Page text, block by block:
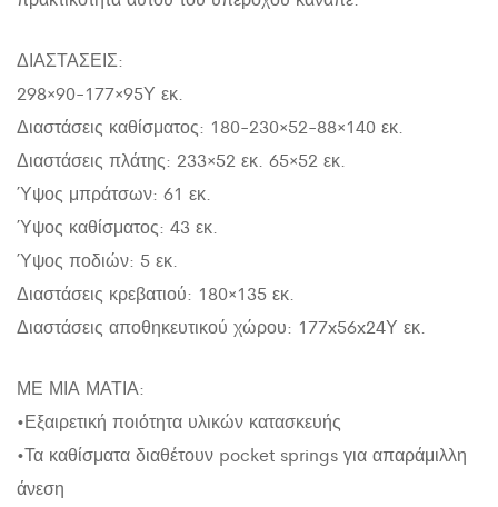
ΔΙΑΣΤΑΣΕΙΣ:
298×90-177×95Υ εκ.
Διαστάσεις καθίσματος: 180-230×52-88×140 εκ.
Διαστάσεις πλάτης: 233×52 εκ. 65×52 εκ.
Ύψος μπράτσων: 61 εκ.
Ύψος καθίσματος: 43 εκ.
Ύψος ποδιών: 5 εκ.
Διαστάσεις κρεβατιού: 180×135 εκ.
Διαστάσεις αποθηκευτικού χώρου: 177x56x24Υ εκ.
ΜΕ ΜΙΑ ΜΑΤΙΑ:
•Εξαιρετική ποιότητα υλικών κατασκευής
•Τα καθίσματα διαθέτουν pocket springs για απαράμιλλη
άνεση